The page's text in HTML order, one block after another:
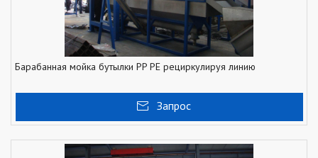
Барабанная мойка бутылки PP PE рециркулируя линию
Запрос